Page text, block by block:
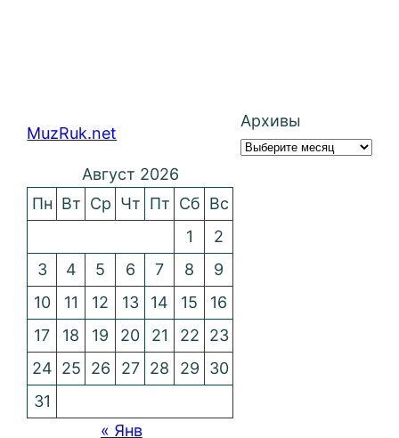
MuzRuk.net
Архивы
Август 2026
Пн Вт Ср Чт Пт Сб Вс
1
2
3
4 5 6 7 8
9
10
11 12 13 14 15
16
17
18 19 20 21 22
23
24 25 26 27 28 29
30
31
« Янв